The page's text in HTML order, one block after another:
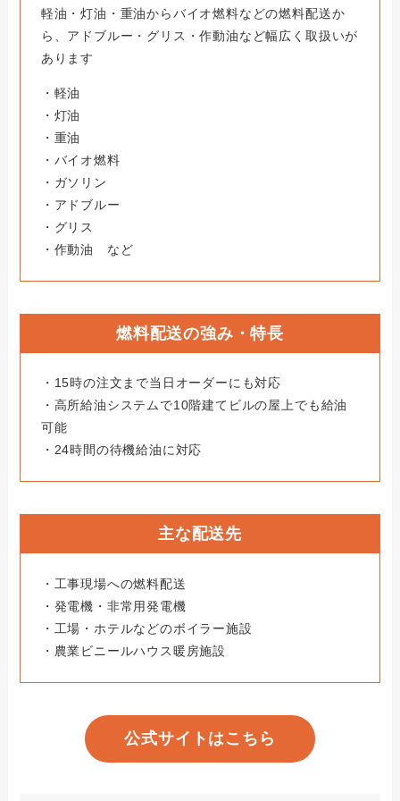
軽油・灯油・重油からバイオ燃料などの燃料配送か
ら、アドブルー・グリス・作動油など幅広く取扱いが
あります
・軽油
・灯油
・重油
・バイオ燃料
・ガソリン
・アドブルー
・グリス
・作動油 など
燃料配送の強み・特長
・15時の注文まで当日オーダーにも対応
・高所給油システムで10階建てビルの屋上でも給油
可能
・24時間の待機給油に対応
主な配送先
・工事現場への燃料配送
・発電機・非常用発電機
・工場・ホテルなどのボイラー施設
・農業ビニールハウス暖房施設
公式サイトはこちら